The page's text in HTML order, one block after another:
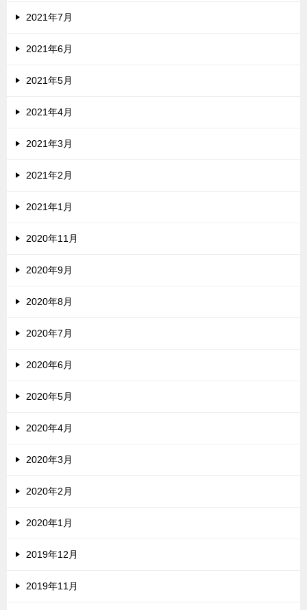
2021年7月
2021年6月
2021年5月
2021年4月
2021年3月
2021年2月
2021年1月
2020年11月
2020年9月
2020年8月
2020年7月
2020年6月
2020年5月
2020年4月
2020年3月
2020年2月
2020年1月
2019年12月
2019年11月